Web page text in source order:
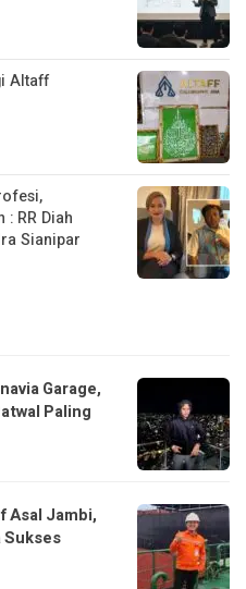
Altaff
RR Diah
Sianipar
Garage,
Paling
Asal Jambi,
Sukses